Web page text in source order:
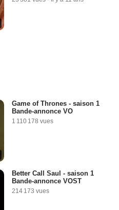
Game of Thrones - saison 1
Bande-annonce VO
1 110 178 vues
Better Call Saul - saison 1
Bande-annonce VOST
214 173 vues